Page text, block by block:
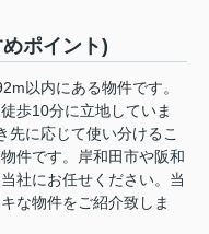
ポイント)
以内にある物件です。
歩10分に立地していま
先に応じて使い分けるこ
件です。岸和田市や阪和
社にお任せください。当
な物件をご紹介致しま